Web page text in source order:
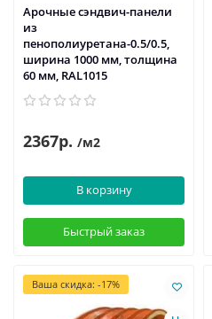
Арочные сэндвич-панели
из
пенополиуретана-0.5/0.5,
ширина 1000 мм, толщина
60 мм, RAL1015
2367р. /м2
В корзину
Быстрый заказ
Ваша скидка: -17%